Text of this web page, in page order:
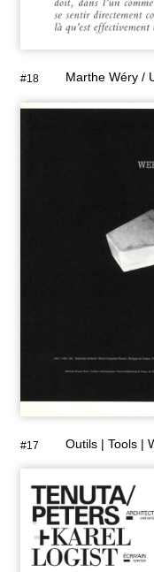
#18 Marthe Wéry /
#17 Outils | Tools |